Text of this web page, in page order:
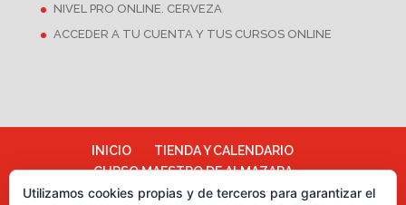
NIVEL PRO ONLINE. CERVEZA
ACCEDER A TU CUENTA Y TUS CURSOS ONLINE
INICIO
TIENDA Y CALENDARIO
CURSO MAESTRO DE ALMAZARA
ALMAZARA ESCUELA
Utilizamos cookies propias y de terceros para garantizar el